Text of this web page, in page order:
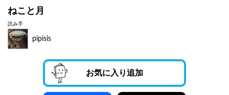
ねこと月
読み手
pipisis
お気に入り追加